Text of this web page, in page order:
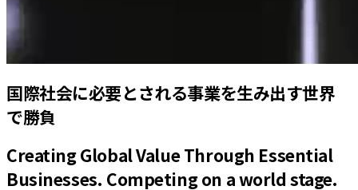
国際社会に必要とされる事業を生み出す世界
で勝負
Creating Global Value Through Essential
Businesses. Competing on a world stage.